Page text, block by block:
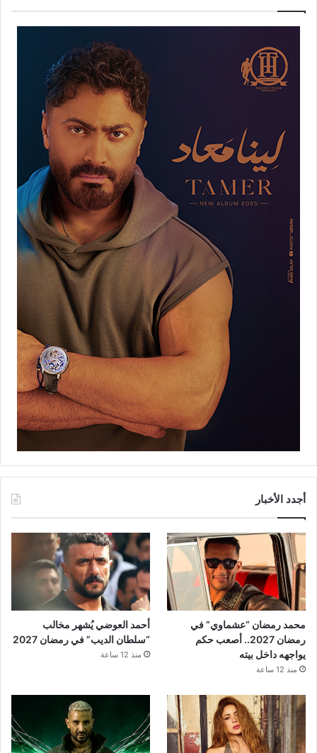
أجدد الأخبار
محمد رمضان “عشماوي” في
رمضان 2027.. أصعب حكم
يواجهه داخل بيته
منذ 12 ساعة
أحمد العوضي يُشهر مخالب
“سلطان الديب” في رمضان 2027
منذ 12 ساعة